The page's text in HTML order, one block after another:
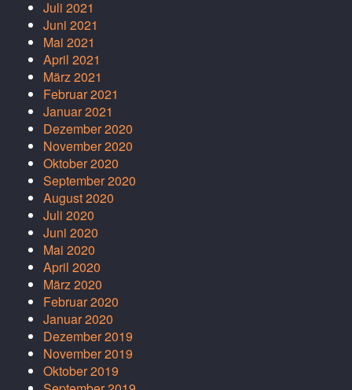
Juli 2021
Juni 2021
Mai 2021
April 2021
März 2021
Februar 2021
Januar 2021
Dezember 2020
November 2020
Oktober 2020
September 2020
August 2020
Juli 2020
Juni 2020
Mai 2020
April 2020
März 2020
Februar 2020
Januar 2020
Dezember 2019
November 2019
Oktober 2019